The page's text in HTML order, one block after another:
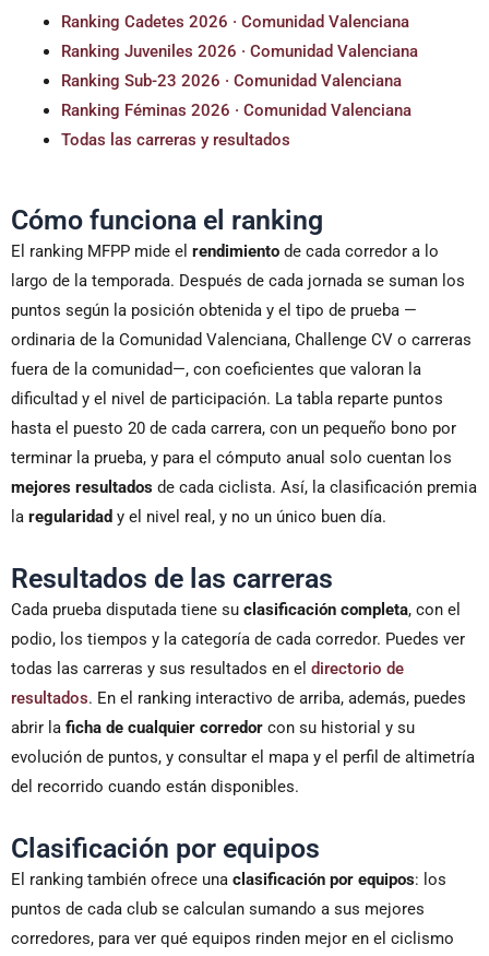
Ranking Cadetes 2026 · Comunidad Valenciana
Ranking Juveniles 2026 · Comunidad Valenciana
Ranking Sub-23 2026 · Comunidad Valenciana
Ranking Féminas 2026 · Comunidad Valenciana
Todas las carreras y resultados
Cómo funciona el ranking
El ranking MFPP mide el rendimiento de cada corredor a lo
largo de la temporada. Después de cada jornada se suman los
puntos según la posición obtenida y el tipo de prueba —
ordinaria de la Comunidad Valenciana, Challenge CV o carreras
fuera de la comunidad—, con coeficientes que valoran la
dificultad y el nivel de participación. La tabla reparte puntos
hasta el puesto 20 de cada carrera, con un pequeño bono por
terminar la prueba, y para el cómputo anual solo cuentan los
mejores resultados de cada ciclista. Así, la clasificación premia
la regularidad y el nivel real, y no un único buen día.
Resultados de las carreras
Cada prueba disputada tiene su clasificación completa, con el
podio, los tiempos y la categoría de cada corredor. Puedes ver
todas las carreras y sus resultados en el directorio de
resultados. En el ranking interactivo de arriba, además, puedes
abrir la ficha de cualquier corredor con su historial y su
evolución de puntos, y consultar el mapa y el perfil de altimetría
del recorrido cuando están disponibles.
Clasificación por equipos
El ranking también ofrece una clasificación por equipos: los
puntos de cada club se calculan sumando a sus mejores
corredores, para ver qué equipos rinden mejor en el ciclismo